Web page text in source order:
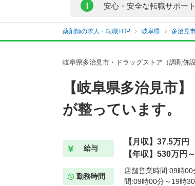
! 安心・安全な転職サポー
薬剤師の求人・転職TOP 岐阜県 多治見
岐阜県多治見市・ドラッグストア（調剤併
【岐阜県多治見市
が整っています。
給与
【月収】37.5万円
【年収】530万円
勤務時間
店舗営業時間:09時
間:09時00分～19時